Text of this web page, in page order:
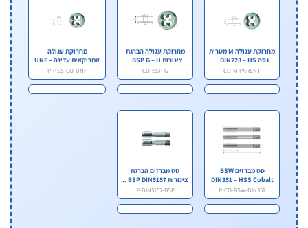
מחרוקת עגולה M מטרית
CO-M-PARENT
מחרוקת עגולה הברגת
מחרוקת עגולה
אמריקאית עדינה UNF –
P-HSS-CO-UNF
סט מברזים BSW
DIN351 – HSS Cobalt
P-CO-BSW-DIN351
סט מברזים הברגת
צינורות BSP DIN5157 ..
P-DIN5157-BSP